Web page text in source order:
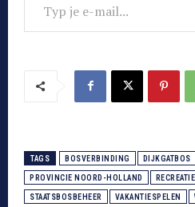
TAGS BOSVERBINDING DIJKGATBOS
PROVINCIE NOORD-HOLLAND RECREATIE
STAATSBOSBEHEER VAKANTIESPELEN